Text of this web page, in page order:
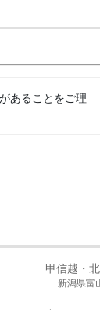
あることをご理
甲信越・
新潟県富